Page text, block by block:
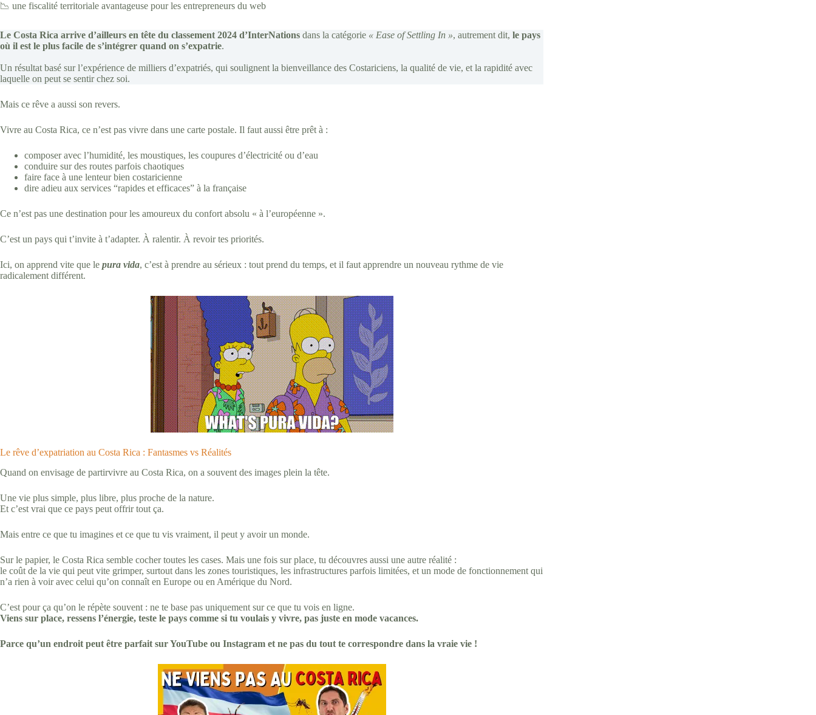
📉 une fiscalité territoriale avantageuse pour les entrepreneurs du web
Le Costa Rica arrive d’ailleurs en tête du classement 2024 d’InterNations dans la catégorie « Ease of Settling In », autrement dit, le pays
où il est le plus facile de s’intégrer quand on s’expatrie.
Un résultat basé sur l’expérience de milliers d’expatriés, qui soulignent la bienveillance des Costariciens, la qualité de vie, et la rapidité avec
laquelle on peut se sentir chez soi.
Mais ce rêve a aussi son revers.
Vivre au Costa Rica, ce n’est pas vivre dans une carte postale. Il faut aussi être prêt à :
composer avec l’humidité, les moustiques, les coupures d’électricité ou d’eau
conduire sur des routes parfois chaotiques
faire face à une lenteur bien costaricienne
dire adieu aux services “rapides et efficaces” à la française
Ce n’est pas une destination pour les amoureux du confort absolu « à l’européenne ».
C’est un pays qui t’invite à t’adapter. À ralentir. À revoir tes priorités.
Ici, on apprend vite que le pura vida, c’est à prendre au sérieux : tout prend du temps, et il faut apprendre un nouveau rythme de vie
radicalement différent.
Le rêve d’expatriation au Costa Rica : Fantasmes vs Réalités
Quand on envisage de partirvivre au Costa Rica, on a souvent des images plein la tête.
Une vie plus simple, plus libre, plus proche de la nature.
Et c’est vrai que ce pays peut offrir tout ça.
Mais entre ce que tu imagines et ce que tu vis vraiment, il peut y avoir un monde.
Sur le papier, le Costa Rica semble cocher toutes les cases. Mais une fois sur place, tu découvres aussi une autre réalité :
le coût de la vie qui peut vite grimper, surtout dans les zones touristiques, les infrastructures parfois limitées, et un mode de fonctionnement qui
n’a rien à voir avec celui qu’on connaît en Europe ou en Amérique du Nord.
C’est pour ça qu’on le répète souvent : ne te base pas uniquement sur ce que tu vois en ligne.
Viens sur place, ressens l’énergie, teste le pays comme si tu voulais y vivre, pas juste en mode vacances.
Parce qu’un endroit peut être parfait sur YouTube ou Instagram et ne pas du tout te correspondre dans la vraie vie !